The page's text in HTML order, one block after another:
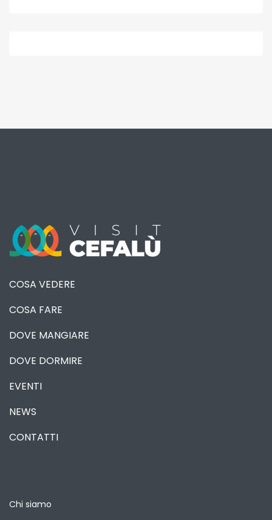
COSA VEDERE
COSA FARE
DOVE MANGIARE
DOVE DORMIRE
EVENTI
NEWS
CONTATTI
Chi siamo